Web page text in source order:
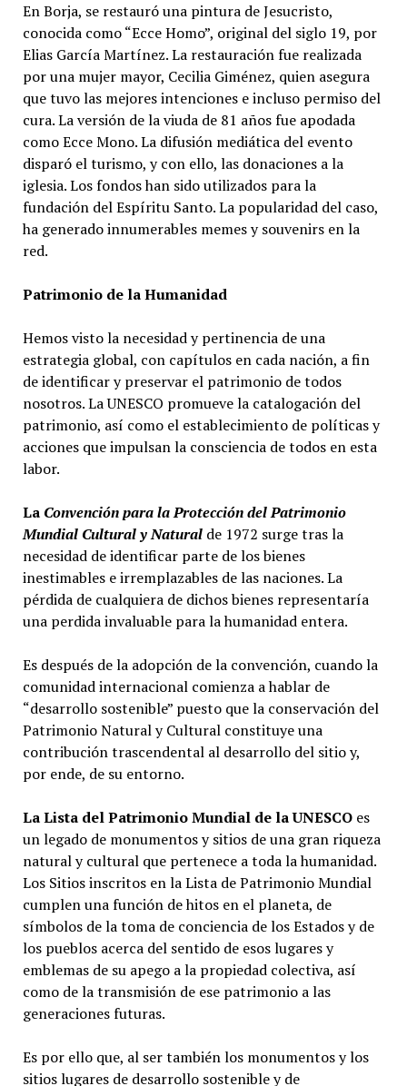
En Borja, se restauró una pintura de Jesucristo,
conocida como “Ecce Homo”, original del siglo 19, por
Elias García Martínez. La restauración fue realizada
por una mujer mayor, Cecilia Giménez, quien asegura
que tuvo las mejores intenciones e incluso permiso del
cura. La versión de la viuda de 81 años fue apodada
como Ecce Mono. La difusión mediática del evento
disparó el turismo, y con ello, las donaciones a la
iglesia. Los fondos han sido utilizados para la
fundación del Espíritu Santo. La popularidad del caso,
ha generado innumerables memes y souvenirs en la
red.
Patrimonio de la Humanidad
Hemos visto la necesidad y pertinencia de una
estrategia global, con capítulos en cada nación, a fin
de identificar y preservar el patrimonio de todos
nosotros. La UNESCO promueve la catalogación del
patrimonio, así como el establecimiento de políticas y
acciones que impulsan la consciencia de todos en esta
labor.
La Convención para la Protección del Patrimonio
Mundial Cultural y Naturalde 1972 surge tras la
necesidad de identificar parte de los bienes
inestimables e irremplazables de las naciones. La
pérdida de cualquiera de dichos bienes representaría
una perdida invaluable para la humanidad entera.
Es después de la adopción de la convención, cuando la
comunidad internacional comienza a hablar de
“desarrollo sostenible” puesto que la conservación del
Patrimonio Natural y Cultural constituye una
contribución trascendental al desarrollo del sitio y,
por ende, de su entorno.
La Lista del Patrimonio Mundial de la UNESCOes
un legado de monumentos y sitios de una gran riqueza
natural y cultural que pertenece a toda la humanidad.
Los Sitios inscritos en la Lista de Patrimonio Mundial
cumplen una función de hitos en el planeta, de
símbolos de la toma de conciencia de los Estados y de
los pueblos acerca del sentido de esos lugares y
emblemas de su apego a la propiedad colectiva, así
como de la transmisión de ese patrimonio a las
generaciones futuras.
Es por ello que, al ser también los monumentos y los
sitios lugares de desarrollo sostenible y de